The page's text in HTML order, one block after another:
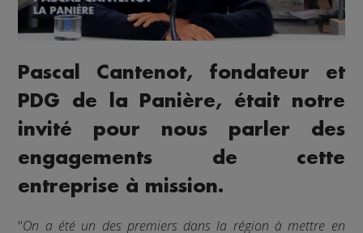
Pascal Cantenot, fondateur et
PDG de la Panière, était notre
invité pour nous parler des
engagements de cette
entreprise à mission.
"On a été un des premiers dans la région à mettre en